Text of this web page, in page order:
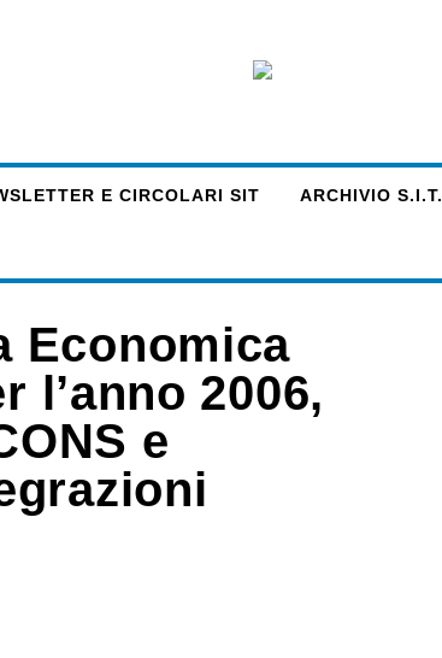
E CIRCOLARI SIT ARCHIVIO S.I.T.
Economica
l’anno 2006,
e